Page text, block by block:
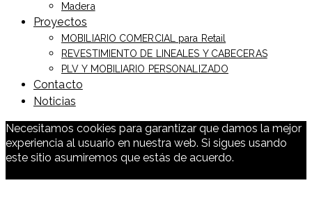
Madera
Proyectos
MOBILIARIO COMERCIAL para Retail
REVESTIMIENTO DE LINEALES Y CABECERAS
PLV Y MOBILIARIO PERSONALIZADO
Contacto
Noticias
Necesitamos cookies para garantizar que damos la mejor
experiencia al usuario en nuestra web. Si sigues usando
este sitio asumiremos que estás de acuerdo.